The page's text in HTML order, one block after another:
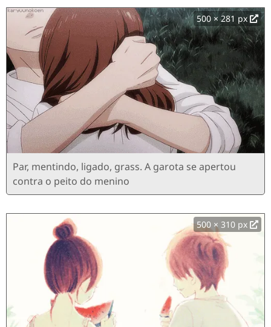
500 × 281 px
Par, mentindo, ligado, grass. A garota se apertou
contra o peito do menino
500 × 310 px